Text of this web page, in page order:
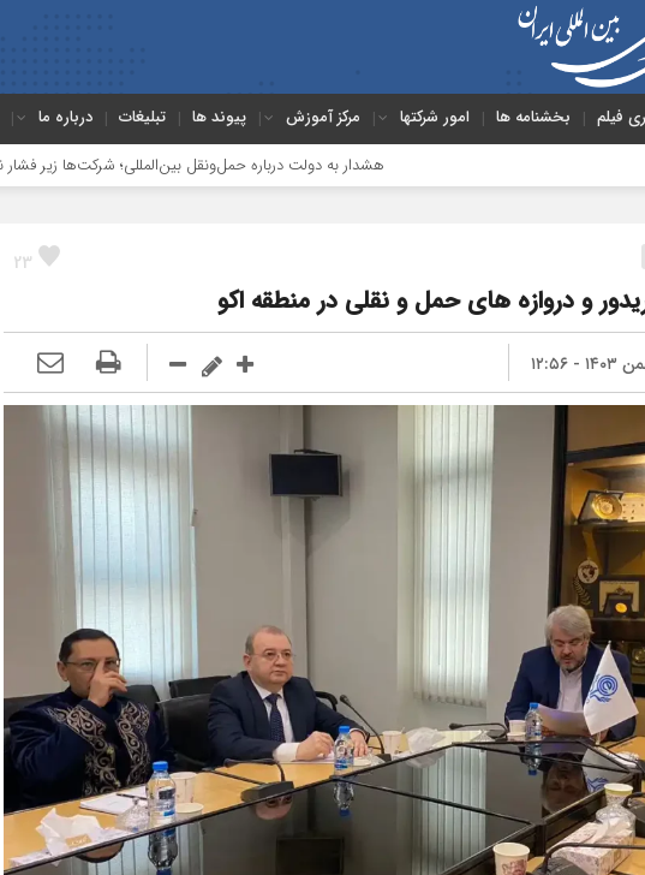
فیلم بخشنامه ها امور شرکتها مرکز آموزش پیوند ها تبلیغات درباره ما
هشدار به دولت درباره حمل‌ونقل بین‌المللی؛ شرکت‌ها زیر فشار نقدینگی،
23
و دروازه های حمل و نقلی در منطقه اکو